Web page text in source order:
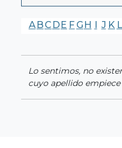
A BC DE F G H I J K L
Lo sentimos, no
cuyo apellido